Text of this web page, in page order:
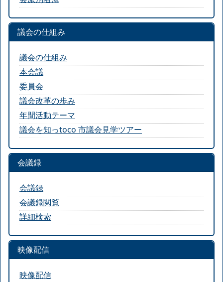
議会の仕組み
議会の仕組み
本会議
委員会
議会改革の歩み
年間活動テーマ
議会を知っtoco 市議会見学ツアー
会議録
会議録
会議録閲覧
詳細検索
映像配信
映像配信